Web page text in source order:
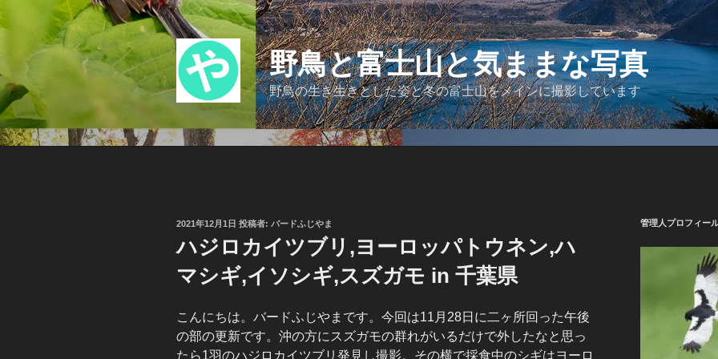
ン
ツ
へ
ス
キ
野鳥と富士山と気ままな写真
野鳥の生き生きとした姿と冬の富士山をメインに撮影しています
投
日:
2021年12月1日 投稿者: バードふじやま
ハジロカイツブリ,ヨーロッパトウネン,ハ
マシギ,イソシギ,スズガモ in 千葉県
こんにちは。バードふじやまです。今回は11月28日に二ヶ所回った午後
の部の更新です。沖の方にスズガモの群れがいるだけで外したなと思っ
たら1羽のハジロカイツブリ発見し撮影。その横で採食中のシギはヨーロ
管理人プロフィー